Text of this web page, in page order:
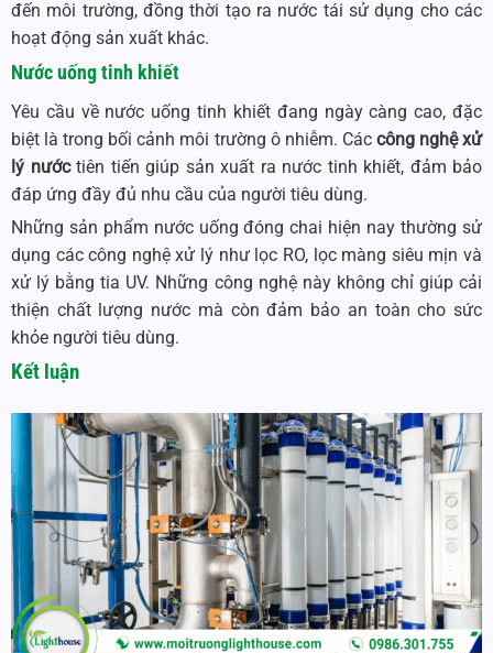
đến môi trường, đồng thời tạo ra nước tái sử dụng cho các
hoạt động sản xuất khác.
Nước uống tinh khiết
Yêu cầu về nước uống tinh khiết đang ngày càng cao, đặc
biệt là trong bối cảnh môi trường ô nhiễm. Các công nghệ xử
lý nướctiên tiến giúp sản xuất ra nước tinh khiết, đảm bảo
đáp ứng đầy đủ nhu cầu của người tiêu dùng.
Những sản phẩm nước uống đóng chai hiện nay thường sử
dụng các công nghệ xử lý như lọc RO, lọc màng siêu mịn và
xử lý bằng tia UV. Những công nghệ này không chỉ giúp cải
thiện chất lượng nước mà còn đảm bảo an toàn cho sức
khỏe người tiêu dùng.
Kết luận